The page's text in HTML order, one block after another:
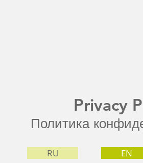
Privacy
Политика
RU EN